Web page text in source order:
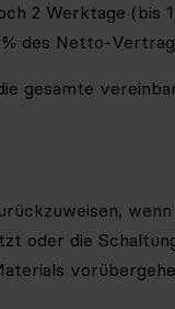
2 Werktage (bis
des Netto-
gesamte
oder die